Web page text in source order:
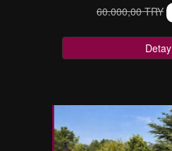
60.000,00 TRY
Detay